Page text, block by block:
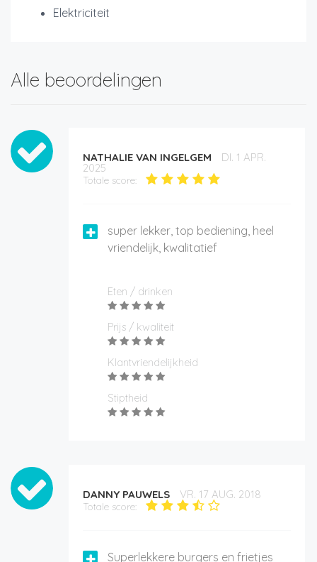
Elektriciteit
Alle beoordelingen
NATHALIE VAN INGELGEM DI. 1 APR.
2025
Totale score:
super lekker, top bediening, heel
vriendelijk, kwalitatief
Eten / drinken
Prijs / kwaliteit
Klantvriendelijkheid
Stiptheid
DANNY PAUWELS VR. 17 AUG. 2018
Totale score:
Superlekkere burgers en frietjes